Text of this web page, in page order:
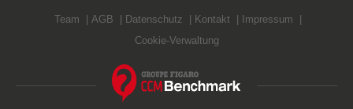
Team AGB Datenschutz Kontakt
Impressum
Cookie-Verwaltung